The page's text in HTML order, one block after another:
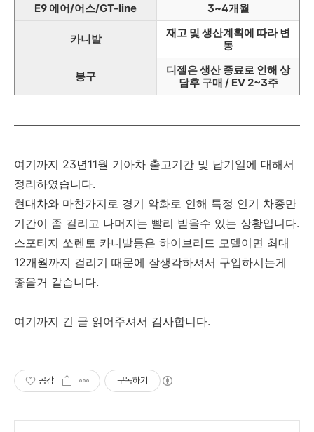
E9 에어/어스/GT-line
3~4개월
카니발
재고 및 생산계획에 따라 변
동
봉구
디젤은 생산 종료로 인해 상
담후 구매 / EV 2~3주
여기까지 23년11월 기아차 출고기간 및 납기일에 대해서
정리하였습니다.
현대차와 마찬가지로 경기 악화로 인해 특정 인기 차종만
기간이 좀 걸리고 나머지는 빨리 받을수 있는 상황입니다.
스포티지 쏘렌토 카니발등은 하이브리드 모델이면 최대
12개월까지 걸리기 때문에 잘생각하셔서 구입하시는게
좋을거 같습니다.
여기까지 긴 글 읽어주셔서 감사합니다.
공감 구독하기